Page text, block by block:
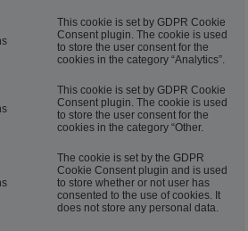
This cookie is set by GDPR Cookie
Consent plugin. The cookie is used
to store the user consent for the
cookies in the category “Analytics”.
This cookie is set by GDPR Cookie
Consent plugin. The cookie is used
to store the user consent for the
cookies in the category “Other.
The cookie is set by the GDPR
Cookie Consent plugin and is used
to store whether or not user has
consented to the use of cookies. It
does not store any personal data.